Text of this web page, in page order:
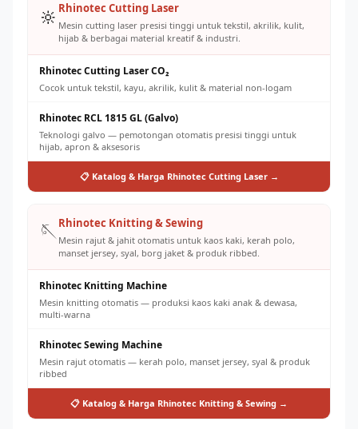
🔆 Rhinotec Cutting Laser
Mesin cutting laser presisi tinggi untuk tekstil, akrilik, kulit,
hijab & berbagai material kreatif & industri.
Rhinotec Cutting Laser CO₂
Cocok untuk tekstil, kayu, akrilik, kulit & material non-logam
Rhinotec RCL 1815 GL (Galvo)
Teknologi galvo — pemotongan otomatis presisi tinggi untuk
hijab, apron & aksesoris
📋 Katalog & Harga Rhinotec Cutting Laser →
🪡Rhinotec Knitting & Sewing
Mesin rajut & jahit otomatis untuk kaos kaki, kerah polo,
manset jersey, syal, borg jaket & produk ribbed.
Rhinotec Knitting Machine
Mesin knitting otomatis — produksi kaos kaki anak & dewasa,
multi-warna
Rhinotec Sewing Machine
Mesin rajut otomatis — kerah polo, manset jersey, syal & produk
ribbed
📋 Katalog & Harga Rhinotec Knitting & Sewing →